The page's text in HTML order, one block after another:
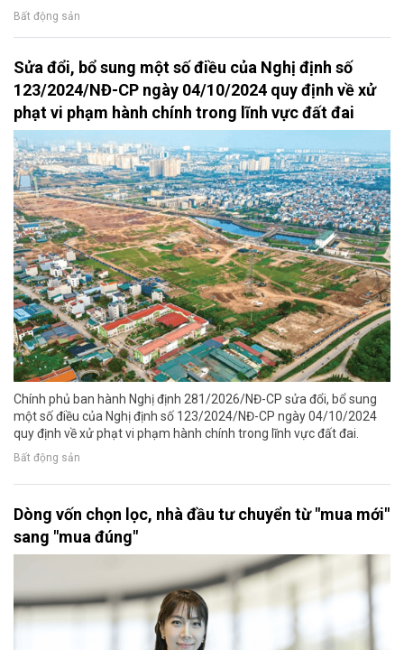
Bất động sản
Sửa đổi, bổ sung một số điều của Nghị định số
123/2024/NĐ-CP ngày 04/10/2024 quy định về xử
phạt vi phạm hành chính trong lĩnh vực đất đai
Chính phủ ban hành Nghị định 281/2026/NĐ-CP sửa đổi, bổ sung
một số điều của Nghị định số 123/2024/NĐ-CP ngày 04/10/2024
quy định về xử phạt vi phạm hành chính trong lĩnh vực đất đai.
Bất động sản
Dòng vốn chọn lọc, nhà đầu tư chuyển từ "mua mới"
sang "mua đúng"